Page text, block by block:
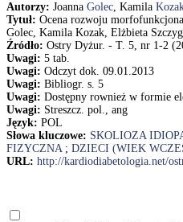
Autorzy: Joanna Golec, Kamila
Tytuł: Ocena rozwoju
Golec, Kamila Kozak, Elżbieta
Źródło: Ostry Dyżur. - T. 5, nr 1-2
Uwagi: 5 tab.
Uwagi: Odczyt dok. 09.01.2013
Uwagi: Bibliogr. s. 5
Uwagi: Dostępny rownież w formie
Uwagi: Streszcz. pol., ang
Język: POL
Słowa kluczowe: SKOLIOZA
FIZYCZNA; DZIECI (WIEK
URL: http://kardiodiabetologia.net/